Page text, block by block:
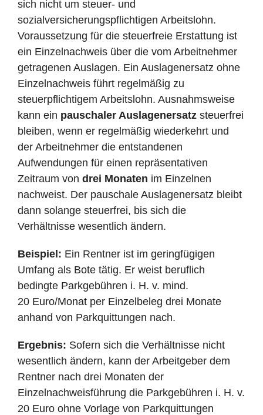
sich nicht um steuer- und
sozialversicherungspflichtigen Arbeitslohn.
Voraussetzung für die steuerfreie Erstattung ist
ein Einzelnachweis über die vom Arbeitnehmer
getragenen Auslagen. Ein Auslagenersatz ohne
Einzelnachweis führt regelmäßig zu
steuerpflichtigem Arbeitslohn. Ausnahmsweise
kann ein pauschaler Auslagenersatz steuerfrei
bleiben, wenn er regelmäßig wiederkehrt und
der Arbeitnehmer die entstandenen
Aufwendungen für einen repräsentativen
Zeitraum von drei Monaten im Einzelnen
nachweist. Der pauschale Auslagenersatz bleibt
dann solange steuerfrei, bis sich die
Verhältnisse wesentlich ändern.
Beispiel: Ein Rentner ist im geringfügigen
Umfang als Bote tätig. Er weist beruflich
bedingte Parkgebühren i. H. v. mind.
20 Euro/Monat per Einzelbeleg drei Monate
anhand von Parkquittungen nach.
Ergebnis: Sofern sich die Verhältnisse nicht
wesentlich ändern, kann der Arbeitgeber dem
Rentner nach drei Monaten der
Einzelnachweisführung die Parkgebühren i. H. v.
20 Euro ohne Vorlage von Parkquittungen